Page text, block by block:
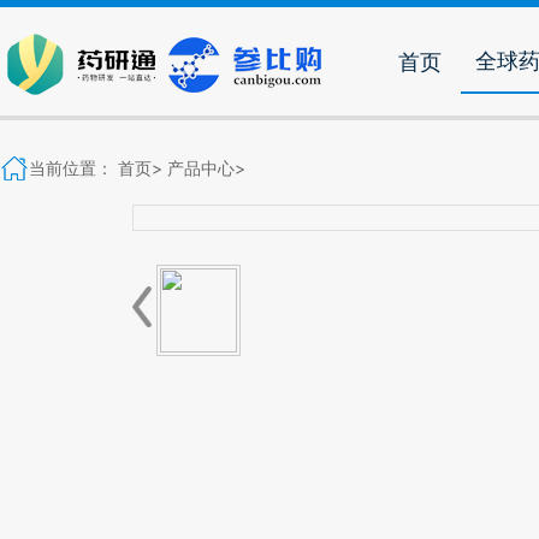
首页 全球
当前位置： 首页> 产品中心>